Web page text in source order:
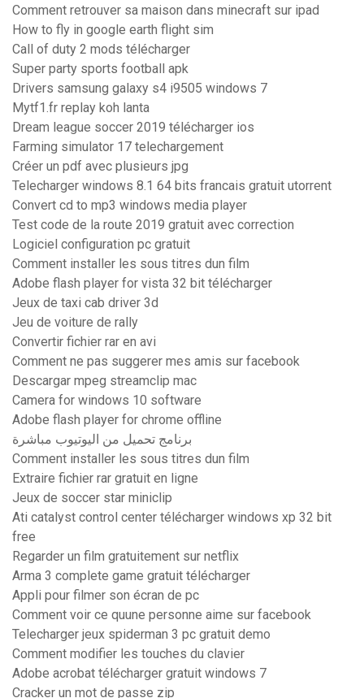
Comment retrouver sa maison dans minecraft sur ipad
How to fly in google earth flight sim
Call of duty 2 mods télécharger
Super party sports football apk
Drivers samsung galaxy s4 i9505 windows 7
Mytf1.fr replay koh lanta
Dream league soccer 2019 télécharger ios
Farming simulator 17 telechargement
Créer un pdf avec plusieurs jpg
Telecharger windows 8.1 64 bits francais gratuit utorrent
Convert cd to mp3 windows media player
Test code de la route 2019 gratuit avec correction
Logiciel configuration pc gratuit
Comment installer les sous titres dun film
Adobe flash player for vista 32 bit télécharger
Jeux de taxi cab driver 3d
Jeu de voiture de rally
Convertir fichier rar en avi
Comment ne pas suggerer mes amis sur facebook
Descargar mpeg streamclip mac
Camera for windows 10 software
Adobe flash player for chrome offline
برنامج تحميل من اليوتيوب مباشرة
Comment installer les sous titres dun film
Extraire fichier rar gratuit en ligne
Jeux de soccer star miniclip
Ati catalyst control center télécharger windows xp 32 bit
free
Regarder un film gratuitement sur netflix
Arma 3 complete game gratuit télécharger
Appli pour filmer son écran de pc
Comment voir ce quune personne aime sur facebook
Telecharger jeux spiderman 3 pc gratuit demo
Comment modifier les touches du clavier
Adobe acrobat télécharger gratuit windows 7
Cracker un mot de passe zip